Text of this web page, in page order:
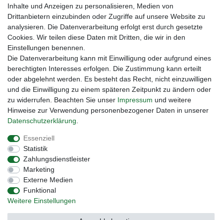
Batteriespeicher
PlentiSolar
Gebrauchtlicht
Ledkauf
DEYESOLAR
Lightech Connect
CardanLight Europe
FORTIMO LEDs
Cardanlight-Shop
Wallbox24
Barrierefreiheitserklärung
Inhalte und Anzeigen zu personalisieren, Medien von
Drittanbietern einzubinden oder Zugriffe auf unsere Website zu
analysieren. Die Datenverarbeitung erfolgt erst durch gesetzte
Cookies. Wir teilen diese Daten mit Dritten, die wir in den
Einstellungen benennen.
Die Datenverarbeitung kann mit Einwilligung oder aufgrund eines
berechtigten Interesses erfolgen. Die Zustimmung kann erteilt
oder abgelehnt werden. Es besteht das Recht, nicht einzuwilligen
und die Einwilligung zu einem späteren Zeitpunkt zu ändern oder
zu widerrufen. Beachten Sie unser Impressum und weitere
Hinweise zur Verwendung personenbezogener Daten in unserer
Daten­schutz­erklärung
Essenziell
Statistik
Zahlungsdienstleister
Marketing
Externe Medien
Funktional
Weitere Einstellungen